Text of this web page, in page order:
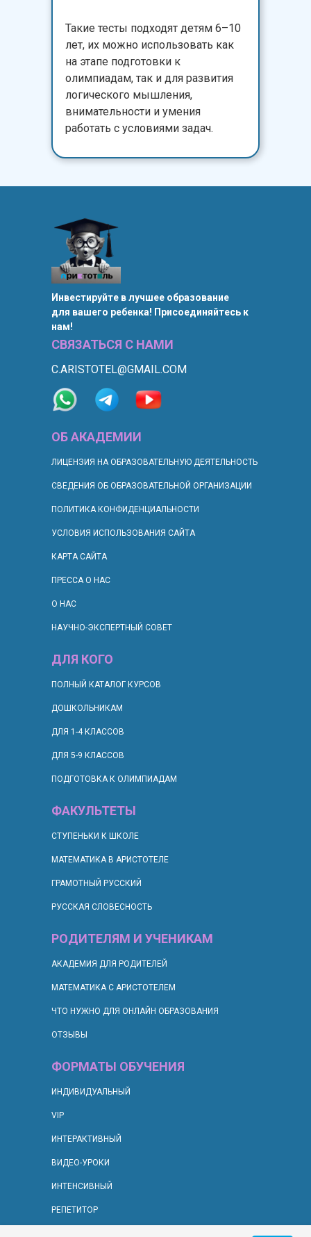
Такие тесты подходят детям 6–10
лет, их можно использовать как
на этапе подготовки к
олимпиадам, так и для развития
логического мышления,
внимательности и умения
работать с условиями задач.
ЛИЦЕНЗИЯ НА ОБРАЗОВАТЕЛЬНУЮ ДЕЯТЕЛЬНОСТЬ
СВЕДЕНИЯ ОБ ОБРАЗОВАТЕЛЬНОЙ ОРГАНИЗАЦИИ
ПОЛИТИКА КОНФИДЕНЦИАЛЬНОСТИ
УСЛОВИЯ ИСПОЛЬЗОВАНИЯ САЙТА
ОБ АКАДЕМИИ
КАРТА САЙТА
ПРЕССА О НАС
О НАС
НАУЧНО-ЭКСПЕРТНЫЙ СОВЕТ
СТУПЕНЬКИ К ШКОЛЕ
МАТЕМАТИКА В АРИСТОТЕЛЕ
ГРАМОТНЫЙ РУССКИЙ
РУССКАЯ СЛОВЕСНОСТЬ
ФАКУЛЬТЕТЫ
ДЛЯ КОГО
ДОШКОЛЬНИКАМ
ПОЛНЫЙ КАТАЛОГ КУРСОВ
ДЛЯ 1-4 КЛАССОВ
ДЛЯ 5-9 КЛАССОВ
ПОДГОТОВКА К ОЛИМПИАДАМ
СВЯЗАТЬСЯ С НАМИ
C.ARISTOTEL@GMAIL.COM
Инвестируйте в лучшее образование
для вашего ребенка! Присоединяйтесь к
нам!
РОДИТЕЛЯМ И УЧЕНИКАМ
ФОРМАТЫ ОБУЧЕНИЯ
АКАДЕМИЯ ДЛЯ РОДИТЕЛЕЙ
МАТЕМАТИКА С АРИСТОТЕЛЕМ
ОТЗЫВЫ
ЧТО НУЖНО ДЛЯ ОНЛАЙН ОБРАЗОВАНИЯ
VIP
ИНТЕРАКТИВНЫЙ
ВИДЕО-УРОКИ
ИНТЕНСИВНЫЙ
ИНДИВИДУАЛЬНЫЙ
РЕПЕТИТОР